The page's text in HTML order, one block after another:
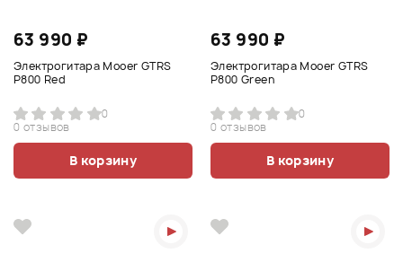
63 990 ₽
Электрогитара Mooer GTRS
P800 Red
0
0 отзывов
В корзину
63 990 ₽
Электрогитара Mooer GTRS
P800 Green
0
0 отзывов
В корзину